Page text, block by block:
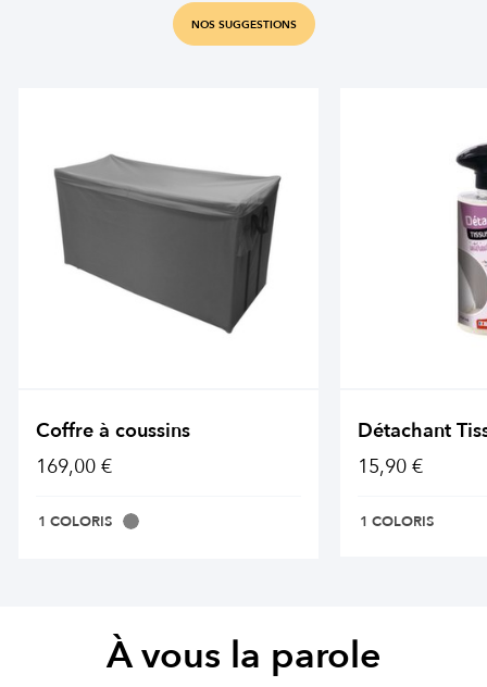
NOS SUGGESTIONS
Coffre à coussins
169,00 €
1 COLORIS
Détachant
15,90 €
1 COLORIS
À vous la parole